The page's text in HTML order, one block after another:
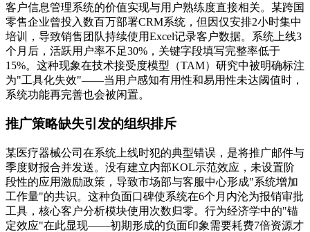
客户信息管理系统的价值实现与用户熟练度直接相关。某跨国
零售企业曾投入数百万部署CRM系统，但因仅安排2小时集中
培训，导致销售团队持续使用Excel记录客户数据。系统上线3
个月后，活跃用户率不足30%，关键字段填写完整率低于
15%。这种现象在技术接受度模型（TAM）研究中被明确标注
为"工具化失效"——当用户感知有用性和易用性未达阈值时，
系统功能再完善也会被闲置。
推广策略缺失引发的组织排斥
某医疗器械公司在系统上线时犯的典型错误，是将推广邮件与
季度财报合并发送。没有建立内部KOL示范效应，未设置阶
段性的应用激励政策，导致市场部与客服中心形成"系统增加
工作量"的共识。这种负面口碑使系统在6个月内沦为报销审批
工具，核心客户分析模块使用次数归零。行为经济学中的"锚
定效应"在此显现——初期形成的负面印象需要耗费7倍资源才